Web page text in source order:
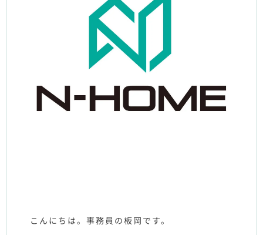
こんにちは。事務員の板岡です。